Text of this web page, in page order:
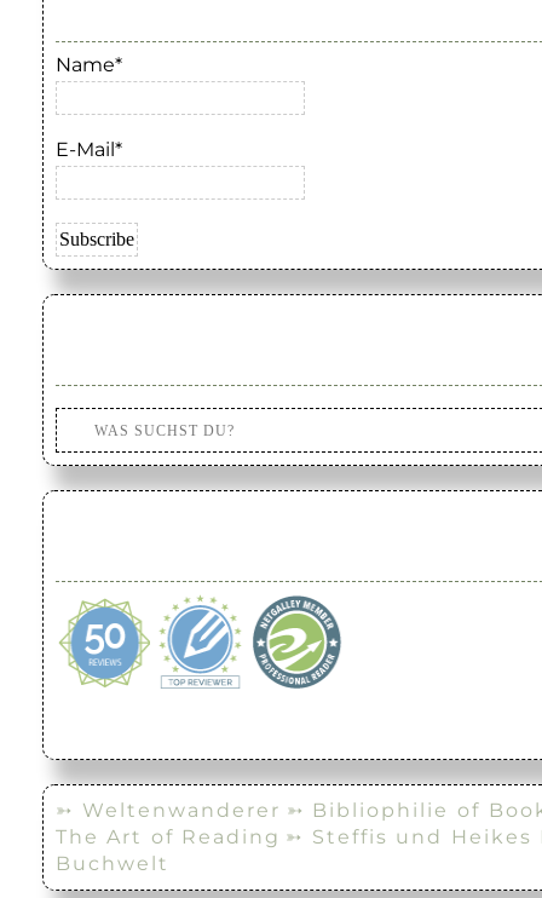
Name*
E-Mail*
➳ Weltenwanderer ➳ Bibliophilie of
The Art of Reading ➳ Steffis und Heikes
Buchwelt